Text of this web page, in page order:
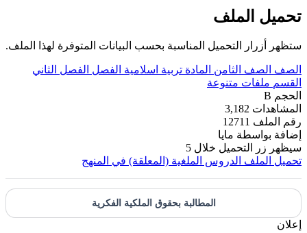
تحميل الملف
ستظهر أزرار التحميل المناسبة بحسب البيانات المتوفرة لهذا الملف.
الصف الصف الثامن المادة تربية اسلامية الفصل
الفصل الثاني
القسم ملفات متنوعة
الحجم B
المشاهدات 3,182
رقم الملف 12711
إضافة بواسطة مايا
سيظهر زر التحميل خلال 5
تحميل الملف
الدروس الملغية (المعلقة) في المنهج
المطالبة بحقوق الملكية الفكرية
إعلان